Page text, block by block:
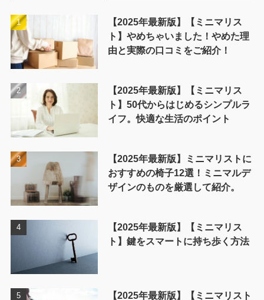
【2025年最新版】【ミニマリス
ト】やめちゃいました！やめた理
由と実際の口コミをご紹介！
【2025年最新版】【ミニマリス
ト】50代からはじめるシンプルラ
イフ。快適な生活のポイント
【2025年最新版】ミニマリストに
おすすめの椅子12選！ミニマルデ
ザインのものを厳選して紹介。
【2025年最新版】【ミニマリス
ト】鍵をスマートに持ち歩く方法
【2025年最新版】【ミニマリスト